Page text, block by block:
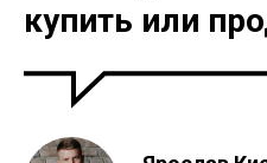
купить или